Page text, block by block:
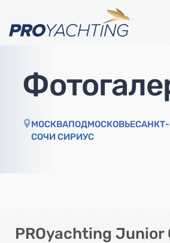
МОСКВАПОДМОСКОВЬЕ
СОЧИ СИРИУС
PROyachting Junior